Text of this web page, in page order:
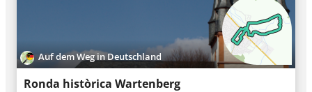
Auf dem Weg in Deutschland
Ronda històrica Wartenberg